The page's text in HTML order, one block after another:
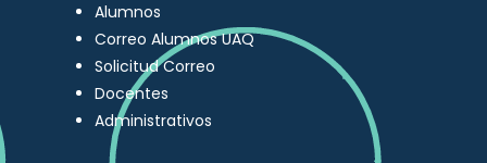
Alumnos
Correo Alumnos UAQ
Solicitud Correo
Docentes
Administrativos